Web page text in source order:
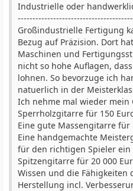
Industrielle oder
Großindustrielle Fertigung
Bezug auf Präzision. Dort
Maschinen und
nicht so hohe Auflagen,
lohnen. So bevorzuge ich
natuerlich in der
Ich nehme mal wieder mein
Sperrholzgitarre für 150
Eine gute Massengitarre für
Eine handgemachte
für den richtigen Spieler ein
Spitzengitarre für 20 000
Wissen und die
Herstellung incl.